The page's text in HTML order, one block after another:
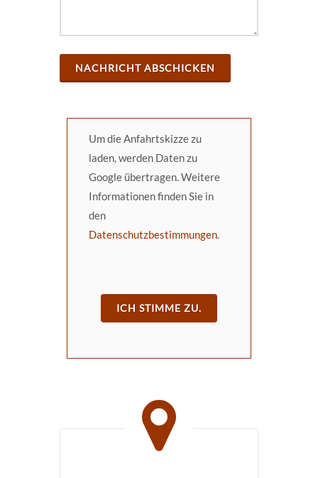
NACHRICHT ABSCHICKEN
Um die Anfahrtskizze zu
laden, werden Daten zu
Google übertragen. Weitere
Informationen finden Sie in
den
Datenschutzbestimmungen.
ICH STIMME ZU.